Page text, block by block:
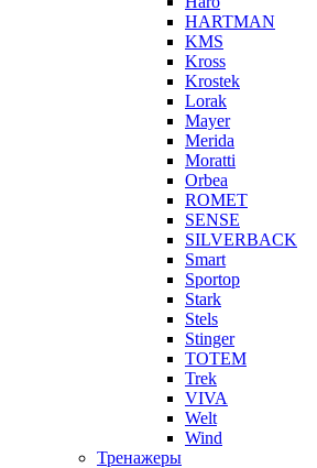
HARTMAN
KMS
Kross
Krostek
Lorak
Mayer
Merida
Moratti
Orbea
ROMET
SENSE
SILVERBACK
Smart
Sportop
Stark
Stels
Stinger
TOTEM
Trek
VIVA
Welt
Wind
Тренажеры